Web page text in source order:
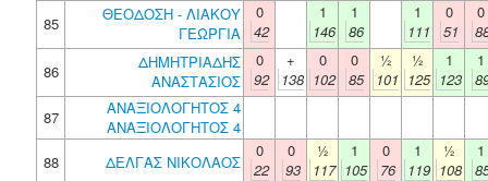
85
ΘΕΟΔΟΣΗ - ΛΙΑΚΟΥ
ΓΕΩΡΓΙΑ
0
42
1
146
1
86
1
111
0
51
0
86
ΔΗΜΗΤΡΙΑΔΗΣ
ΑΝΑΣΤΑΣΙΟΣ
0
92
+
138
0
102
0
85
½
101
½
125
1
123
1
87
ΑΝΑΞΙΟΛΟΓΗΤΟΣ 4
ΑΝΑΞΙΟΛΟΓΗΤΟΣ 4
88
ΔΕΛΓΑΣ ΝΙΚΟΛΑΟΣ
0
22
0
93
½
117
1
105
0
76
1
119
½
108
1